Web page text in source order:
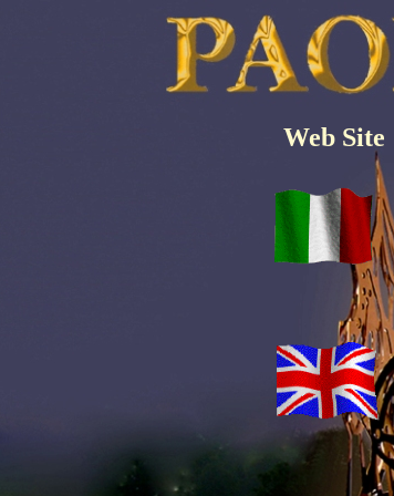
Web Site